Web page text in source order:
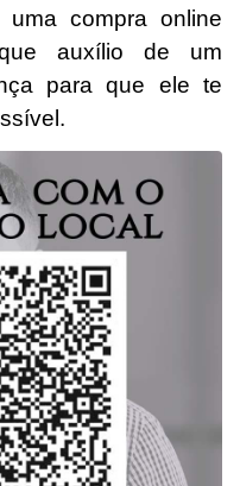
uma compra online
auxílio de um
para que ele te